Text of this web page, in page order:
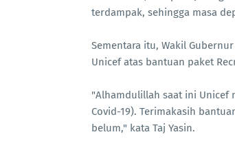
terdampak, sehingga masa
Sementara itu, Wakil
Unicef atas bantuan paket
"Alhamdulillah saat ini Unicef
Covid-19). Terimakasih
belum," kata Taj Yasin.